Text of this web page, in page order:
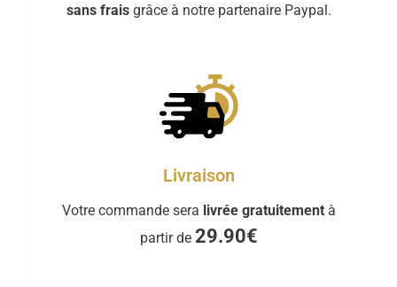
sans frais grâce à notre partenaire Paypal.
Livraison
Votre commande sera livrée gratuitement à
partir de 29.90€